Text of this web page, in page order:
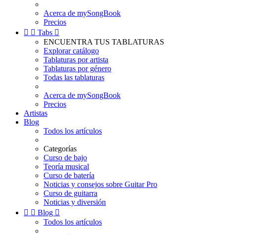
Acerca de mySongBook
Precios
  Tabs 
ENCUENTRA TUS TABLATURAS
Explorar catálogo
Tablaturas por artista
Tablaturas por género
Todas las tablaturas
Acerca de mySongBook
Precios
Artistas
Blog
Todos los artículos
Categorías
Curso de bajo
Teoría musical
Curso de batería
Noticias y consejos sobre Guitar Pro
Curso de guitarra
Noticias y diversión
  Blog 
Todos los artículos